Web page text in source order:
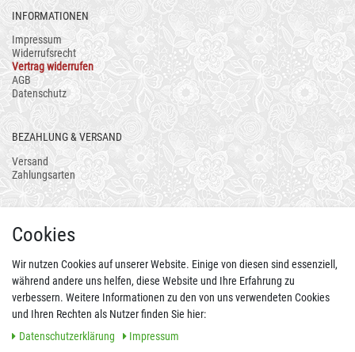
INFORMATIONEN
Impressum
Widerrufsrecht
Vertrag widerrufen
AGB
Datenschutz
BEZAHLUNG & VERSAND
Versand
Zahlungsarten
Cookies
Wir nutzen Cookies auf unserer Website. Einige von diesen sind essenziell,
während andere uns helfen, diese Website und Ihre Erfahrung zu
verbessern. Weitere Informationen zu den von uns verwendeten Cookies
und Ihren Rechten als Nutzer finden Sie hier:
Daten­schutz­erklärung
Impressum